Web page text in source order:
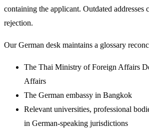
containing the applicant. Outdated addresses
rejection.
Our German desk maintains a glossary
The Thai Ministry of Foreign Affairs
Affairs
The German embassy in Bangkok
Relevant universities, professional
in German-speaking jurisdictions